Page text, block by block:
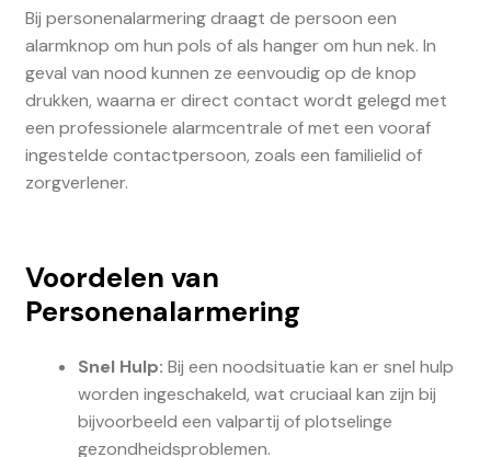
Bij personenalarmering draagt de persoon een
alarmknop om hun pols of als hanger om hun nek. In
geval van nood kunnen ze eenvoudig op de knop
drukken, waarna er direct contact wordt gelegd met
een professionele alarmcentrale of met een vooraf
ingestelde contactpersoon, zoals een familielid of
zorgverlener.
Voordelen van
Personenalarmering
Snel Hulp: Bij een noodsituatie kan er snel hulp
worden ingeschakeld, wat cruciaal kan zijn bij
bijvoorbeeld een valpartij of plotselinge
gezondheidsproblemen.